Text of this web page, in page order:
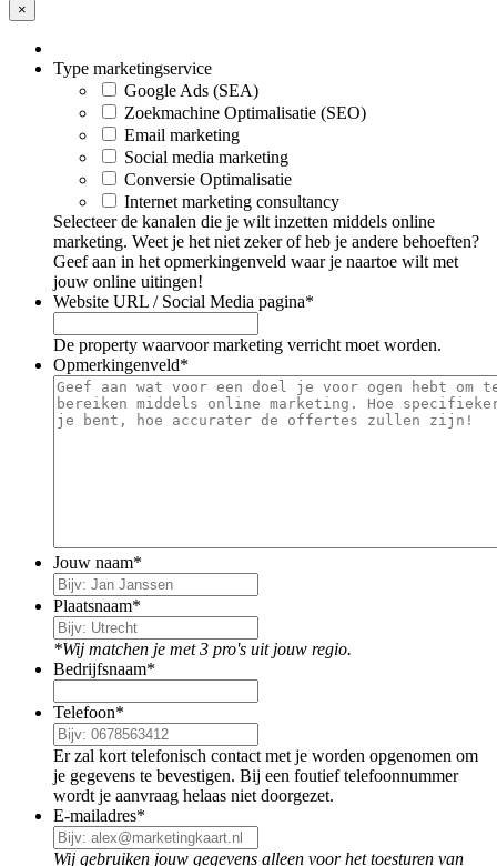
×
Type marketingservice
Google Ads (SEA)
Zoekmachine Optimalisatie (SEO)
Email marketing
Social media marketing
Conversie Optimalisatie
Internet marketing consultancy
Selecteer de kanalen die je wilt inzetten middels online
marketing. Weet je het niet zeker of heb je andere behoeften?
Geef aan in het opmerkingenveld waar je naartoe wilt met
jouw online uitingen!
Website URL / Social Media pagina*
De property waarvoor marketing verricht moet worden.
Opmerkingenveld*
Jouw naam*
Plaatsnaam*
*Wij matchen je met 3 pro's uit jouw regio.
Bedrijfsnaam*
Telefoon*
Er zal kort telefonisch contact met je worden opgenomen om
je gegevens te bevestigen. Bij een foutief telefoonnummer
wordt je aanvraag helaas niet doorgezet.
E-mailadres*
Wij gebruiken jouw gegevens alleen voor het toesturen van